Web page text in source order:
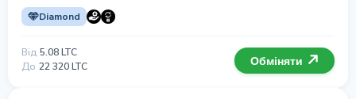
Diamond
Від 5.08 LTC
До 22 320 LTC Обміняти